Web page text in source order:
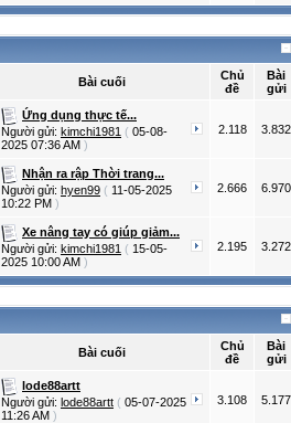
Bài cuối
Chủ
đề
Bài
gửi
Ứng dụng thực tế...
Người gửi: kimchi1981 ( 05-08-
2025 07:36 AM )
2.118 3.832
Nhận ra rập Thời trang...
Người gửi: hyen99 ( 11-05-2025
10:22 PM )
2.666 6.970
Xe nâng tay có giúp giảm...
Người gửi: kimchi1981 ( 15-05-
2025 10:00 AM )
2.195 3.272
Bài cuối
Chủ
đề
Bài
gửi
lode88artt
Người gửi: lode88artt ( 05-07-2025
11:26 AM )
3.108 5.177